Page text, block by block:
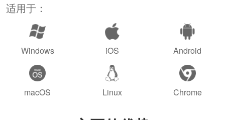
适用于：
Windows iOS Android
macOS Linux Chrome